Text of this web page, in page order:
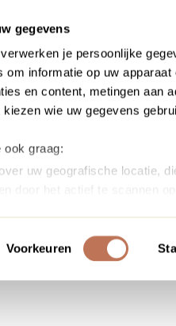
gegevens
verwerken je persoonlijke
om informatie op uw
en content, metingen aan
wie uw gegevens
ook graag:
uw geografische locatie,
gegevens worden
toestemming op elk moment
Voorkeuren